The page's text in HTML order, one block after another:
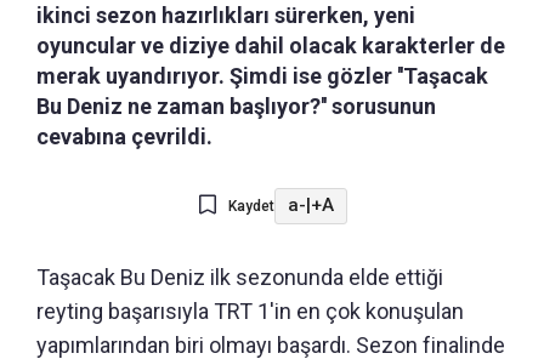
ikinci sezon hazırlıkları sürerken, yeni
oyuncular ve diziye dahil olacak karakterler de
merak uyandırıyor. Şimdi ise gözler ''Taşacak
Bu Deniz ne zaman başlıyor?'' sorusunun
cevabına çevrildi.
Kaydet a-|+A
Taşacak Bu Deniz ilk sezonunda elde ettiği
reyting başarısıyla TRT 1'in en çok konuşulan
yapımlarından biri olmayı başardı. Sezon finalinde